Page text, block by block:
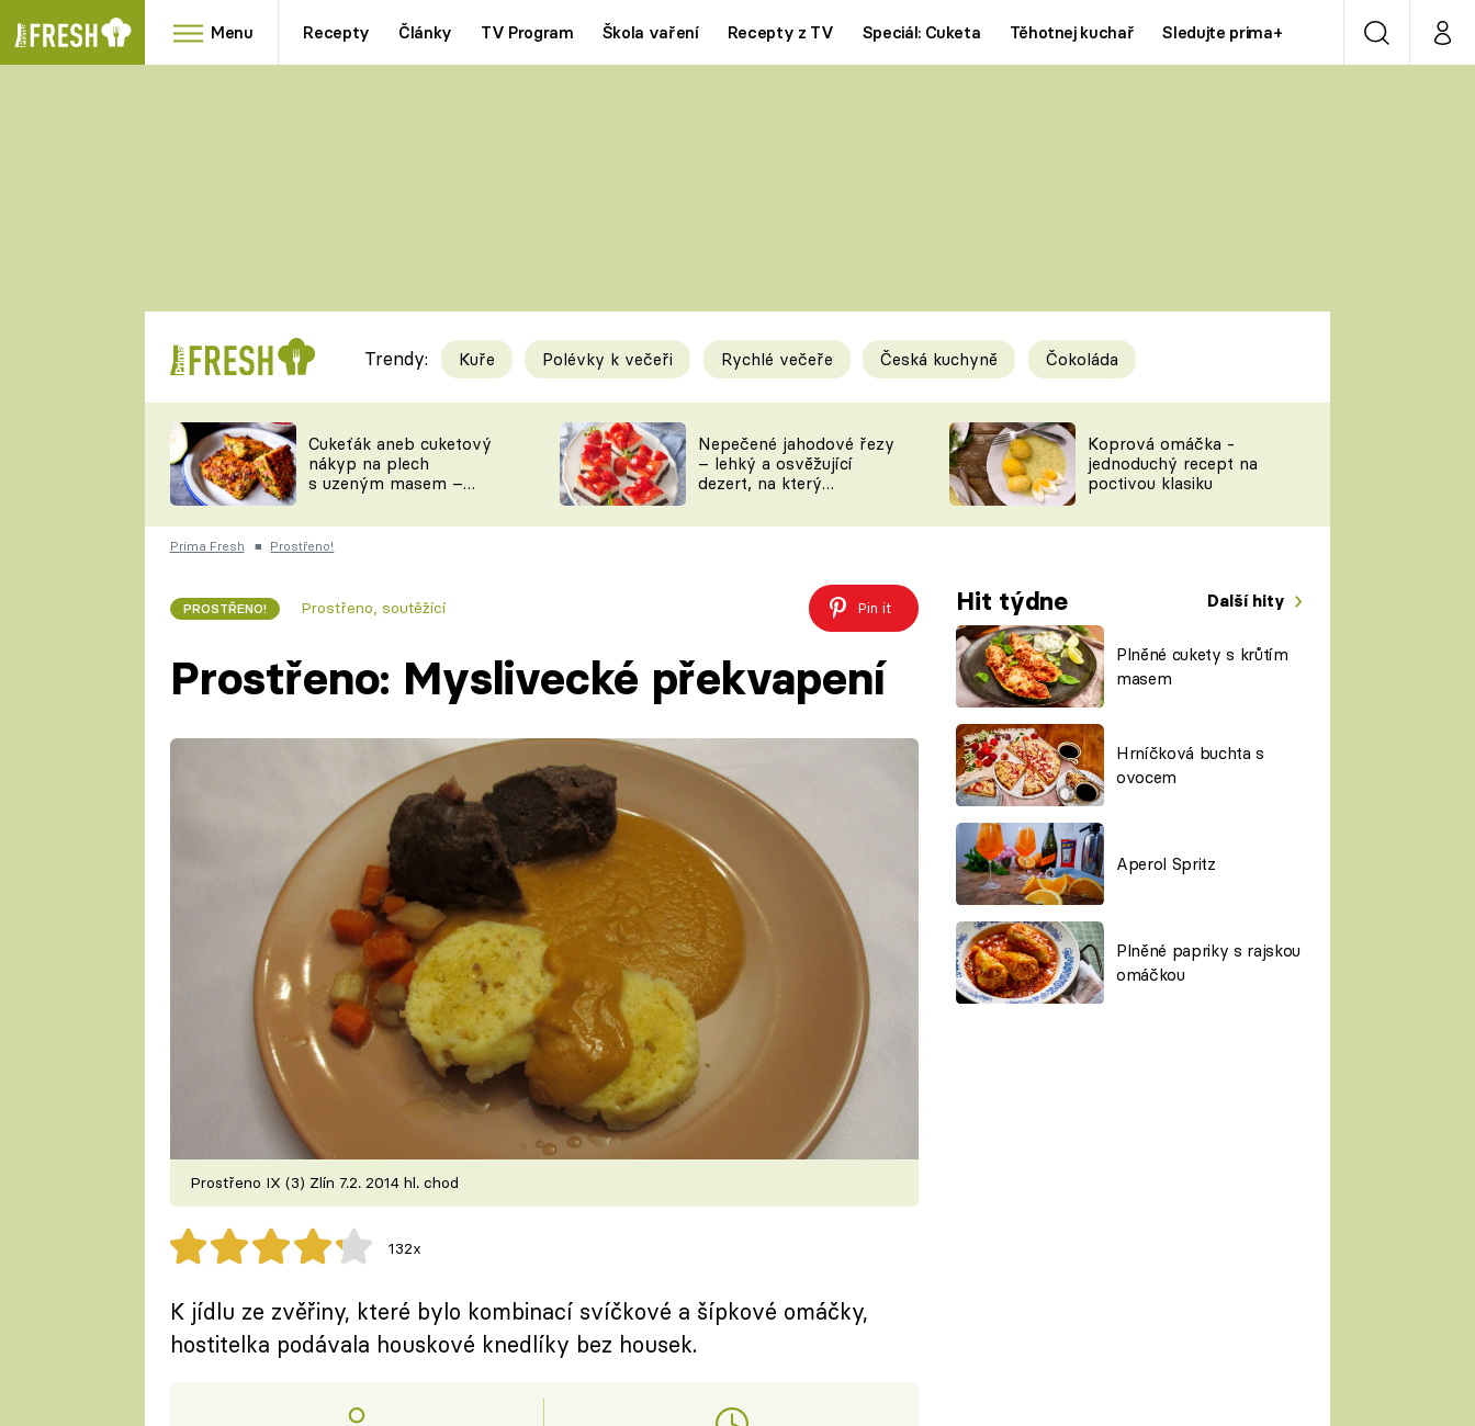
Menu Recepty Články TV Program Škola vaření Recepty z TV Speciál: Cuketa Těhotnej kuchař Sledujte prima+ VyhledáváníMůj
RYCHLOVKY
Videorecepty
TEĎ VAŘÍ ŠÉF!
ČESKO NA TALÍŘI
KUCHAŘKA
Tipy a triky
KAM ZA JÍDLEM
VYCHYTÁVKY
Novinky
ŠÉFREDAKTORKY
ČASOPIS
Prima LAJK
Sledujte nás
Trendy: Kuře Polévky k večeři Rychlé večeře Česká kuchyně Čokoláda
Cukeťák aneb cuketový
nákyp na plech
s uzeným masem –
zpracovat přerostlé
cukety
Nepečené jahodové řezy
– lehký a osvěžující
dezert, na který
Koprová omáčka -
jednoduchý recept na
poctivou klasiku
Prima Fresh ■ Prostřeno!
PROSTŘENO! Prostřeno, soutěžící Pin it Hit týdne Další hity
Plněné cukety s krůtím
masem
Hrníčková buchta s
ovocem
Aperol Spritz
Plněné papriky s rajskou
omáčkou
Prostřeno: Myslivecké překvapení
Prostřeno IX (3) Zlín 7.2. 2014 hl. chod
132x
K jídlu ze zvěřiny, které bylo kombinací svíčkové a šípkové omáčky,
hostitelka podávala houskové knedlíky bez housek.